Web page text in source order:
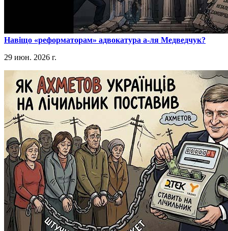
​Навіщо «реформаторам» адвокатура а-ля Медведчук?
29 июн. 2026 г.